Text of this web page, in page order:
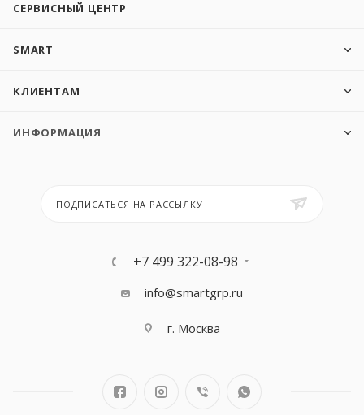
СЕРВИСНЫЙ ЦЕНТР
SMART
КЛИЕНТАМ
ИНФОРМАЦИЯ
ПОДПИСАТЬСЯ НА РАССЫЛКУ
+7 499 322-08-98
info@smartgrp.ru
г. Москва